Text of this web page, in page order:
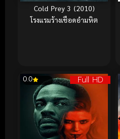
Cold Prey 3 (2010)
โรงแรมร้างเชือดอำมหิต
Full HD
0.0